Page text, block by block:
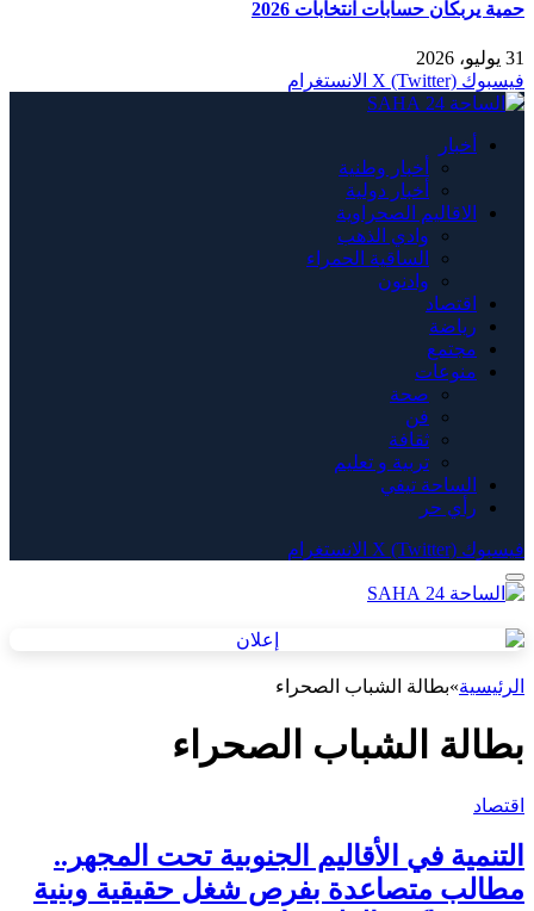
حمية يربكان حسابات انتخابات 2026
31 يوليو، 2026
فيسبوك X (Twitter) الانستغرام
أخبار
أخبار وطنية
أخبار دولية
الاقاليم الصحراوية
وادي الذهب
الساقية الحمراء
وادنون
اقتصاد
رياضة
مجتمع
منوعات
صحة
فن
ثقافة
تربية و تعليم
الساحة تيفي
رأي حر
فيسبوك X (Twitter) الانستغرام
الرئيسية»بطالة الشباب الصحراء
بطالة الشباب الصحراء
اقتصاد
التنمية في الأقاليم الجنوبية تحت المجهر..
مطالب متصاعدة بفرص شغل حقيقية وبنية